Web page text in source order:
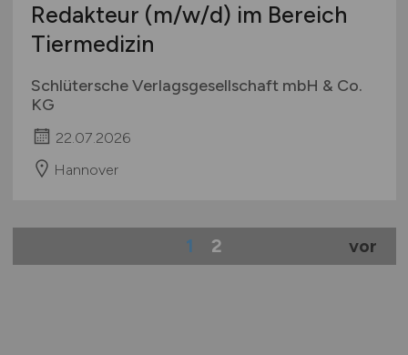
Redakteur (m/w/d) im Bereich
Tiermedizin
Schlütersche Verlagsgesellschaft mbH & Co.
KG
22.07.2026
Hannover
1 2 vor